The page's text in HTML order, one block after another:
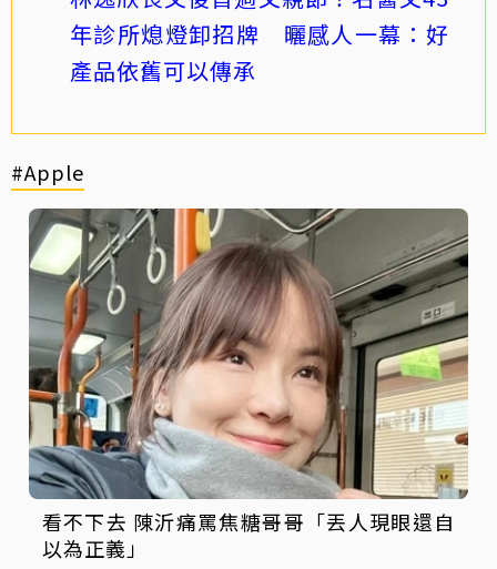
年診所熄燈卸招牌 曬感人一幕：好
產品依舊可以傳承
#Apple
看不下去 陳沂痛罵焦糖哥哥「丟人現眼還自
以為正義」